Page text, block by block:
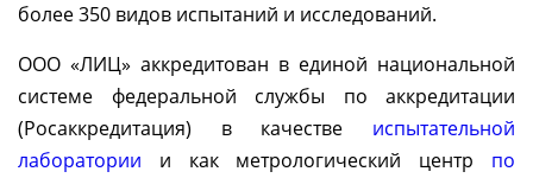
более 350 видов испытаний и исследований.
ООО «ЛИЦ» аккредитован в единой национальной
системе федеральной службы по аккредитации
(Росаккредитация) в качестве испытательной
лаборатории и как метрологический центр по